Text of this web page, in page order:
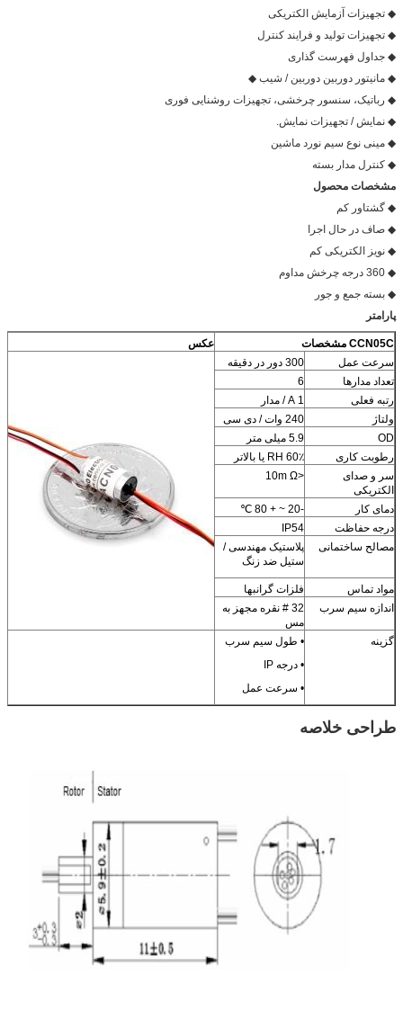
◆ تجهیزات آزمایش الکتریکی
◆ تجهیزات تولید و فرایند کنترل
◆ جداول فهرست گذاری
◆ مانیتور دوربین دوربین / شیب ◆
◆ رباتیک، سنسور چرخشی، تجهیزات روشنایی فوری
◆ نمایش / تجهیزات نمایش.
◆ مینی نوع سیم نورد ماشین
◆ کنترل مدار بسته
مشخصات محصول
◆ گشتاور کم
◆ صاف در حال اجرا
◆ نویز الکتریکی کم
◆ 360 درجه چرخش مداوم
◆ بسته جمع و جور
پارامتر
CCN05C مشخصات
عکس
سرعت عمل
300 دور در دقیقه
تعداد مدارها
6
رتبه فعلی
1 A / مدار
ولتاژ
240 وات / دی سی
OD
5.9 میلی متر
رطوبت کاری
60٪ RH یا بالاتر
سر و صدای
الکتریکی
<10m Ω
دمای کار
-20 ~ + 80 ℃
درجه حفاظت
IP54
مصالح ساختمانی
پلاستیک مهندسی /
ستیل ضد زنگ
مواد تماس
فلزات گرانبها
اندازه سیم سرب
32 # نقره مجهز به
مس
گزینه
• طول سیم سرب
• درجه IP
• سرعت عمل
طراحی خلاصه